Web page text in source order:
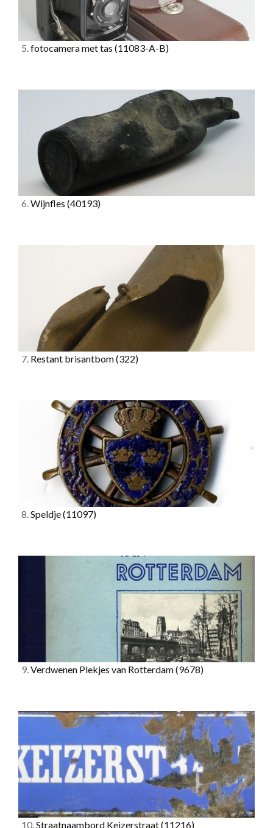
5.fotocamera met tas (11083-A-B)
6.Wijnfles (40193)
7. Restant brisantbom(322)
8.Speldje(11097)
9.Verdwenen Plekjes van Rotterdam(9678)
10.Straatnaambord Keizerstraat(11216)